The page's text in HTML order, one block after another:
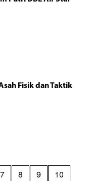
Fisik dan Taktik
7 8 9
10